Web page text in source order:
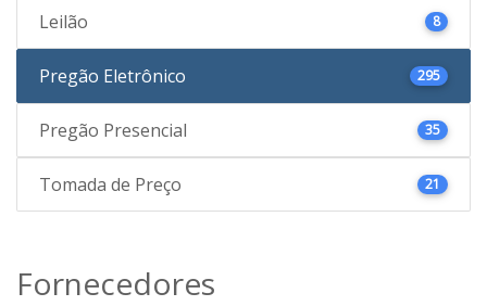
Leilão 8
Pregão Eletrônico 295
Pregão Presencial 35
Tomada de Preço 21
Fornecedores